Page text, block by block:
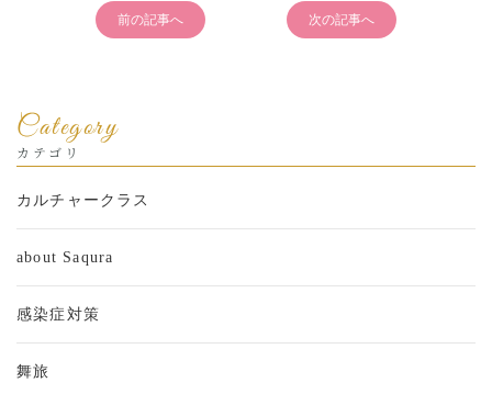
前の記事へ 次の記事へ
Category
カテゴリ
カルチャークラス
about Saqura
感染症対策
舞旅